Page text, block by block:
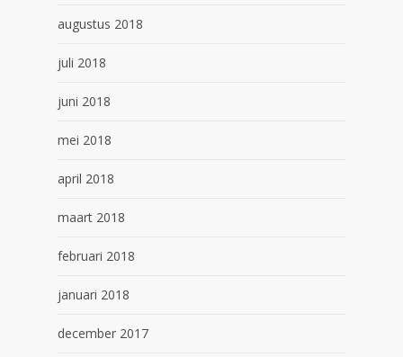
augustus 2018
juli 2018
juni 2018
mei 2018
april 2018
maart 2018
februari 2018
januari 2018
december 2017